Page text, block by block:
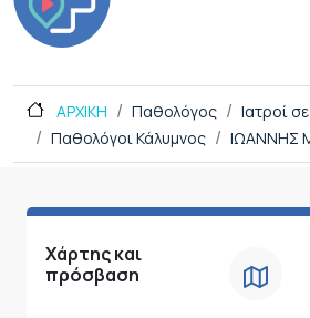
ΑΡΧΙΚΗ Παθολόγος
Ιατροί
Παθολόγοι Κάλυμνος
ΙΩΑΝΝΗΣ
Χάρτης και
πρόσβαση